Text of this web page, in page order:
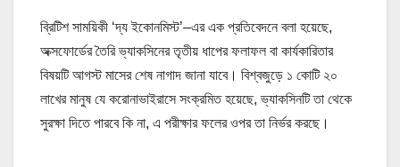
ব্রিটিশ সাময়িকী ‘দ্য ইকোনমিস্ট’–এর এক প্রতিবেদনে বলা হয়েছে,
অক্সফোর্ডের তৈরি ভ্যাকসিনের তৃতীয় ধাপের ফলাফল বা কার্যকারিতার
বিষয়টি আগস্ট মাসের শেষ নাগাদ জানা যাবে। বিশ্বজুড়ে ১ কোটি ২০
লাখের মানুষ যে করোনাভাইরাসে সংক্রমিত হয়েছে, ভ্যাকসিনটি তা থেকে
সুরক্ষা দিতে পারবে কি না, এ পরীক্ষার ফলের ওপর তা নির্ভর করছে।